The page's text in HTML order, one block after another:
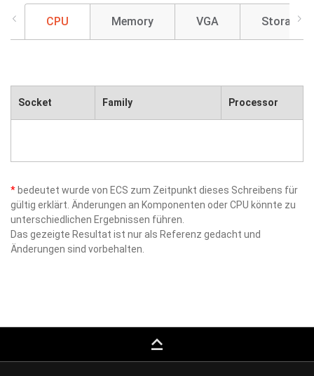
CPU Memory VGA Storage
Socket Family Processor
* bedeutet wurde von ECS zum Zeitpunkt dieses Schreibens für
gültig erklärt. Änderungen an Komponenten oder CPU könnte zu
unterschiedlichen Ergebnissen führen.
Das gezeigte Resultat ist nur als Referenz gedacht und
Änderungen sind vorbehalten.
keyboard_capslock